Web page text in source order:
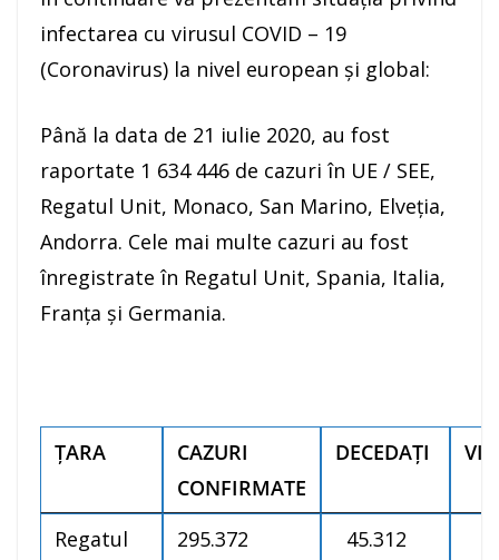
infectarea cu virusul COVID – 19
(Coronavirus) la nivel european și global:
Până la data de 21 iulie 2020, au fost
raportate 1 634 446 de cazuri în UE / SEE,
Regatul Unit, Monaco, San Marino, Elveția,
Andorra. Cele mai multe cazuri au fost
înregistrate în Regatul Unit, Spania, Italia,
Franţa și Germania.
ŢARA
CAZURI
CONFIRMATE
DECEDAȚI
Regatul
295.372
45.312